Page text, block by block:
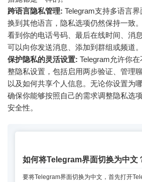
跨语言隐私管理: Telegram支持多语言
换到其他语言，隐私选项仍然保持一致
看到你的电话号码、最后在线时间、消
可以向你发送消息、添加到群组或频道。
保护隐私的灵活设置: Telegram允许你
整隐私设置，包括启用两步验证、管理
以及如何共享个人信息。无论你设置为
确保你能够按照自己的需求调整隐私选
安全性。
如何将Telegram界面切换为中文
要将Telegram界面切换为中文，首先打开